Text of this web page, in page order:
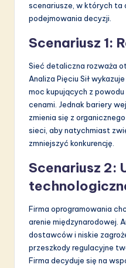
scenariusze, w których ta
podejmowania decyzji.
Scenariusz 1:
Sieć detaliczna rozważa
Analiza Pięciu Sił
moc kupujących z
cenami. Jednak bariery
zmienia się z
sieci, aby natychmiast
zmniejszyć konkurencję.
Scenariusz 2:
Firma oprogramowania
arenie międzynarodowej.
dostawców i niskie
przeszkody regulacyjne
Firma decyduje się na